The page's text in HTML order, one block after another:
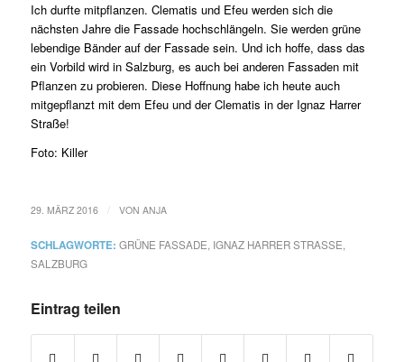
Ich durfte mitpflanzen. Clematis und Efeu werden sich die
nächsten Jahre die Fassade hochschlängeln. Sie werden grüne
lebendige Bänder auf der Fassade sein. Und ich hoffe, dass das
ein Vorbild wird in Salzburg, es auch bei anderen Fassaden mit
Pflanzen zu probieren. Diese Hoffnung habe ich heute auch
mitgepflanzt mit dem Efeu und der Clematis in der Ignaz Harrer
Straße!
Foto: Killer
29. MÄRZ 2016 VON ANJA
SCHLAGWORTE: GRÜNE FASSADE, IGNAZ HARRER STRASSE
,
SALZBURG
Eintrag teilen